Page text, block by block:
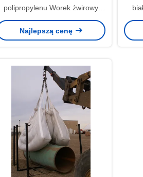
polipropylenu Worek żwirowy
odpowiedni na rurę olejową 12 ''
- 24 '' - 30 "
Najlepszą cenę